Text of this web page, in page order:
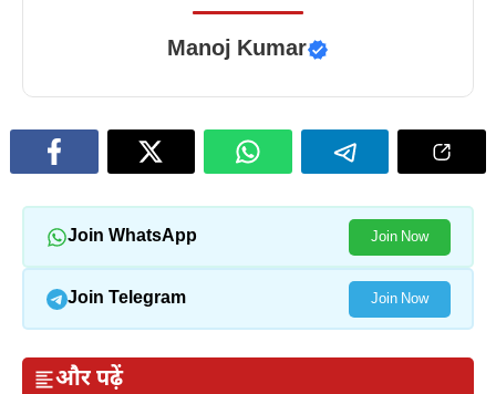
Manoj Kumar
Join WhatsApp Join Now
Join Telegram Join Now
और पढ़ें